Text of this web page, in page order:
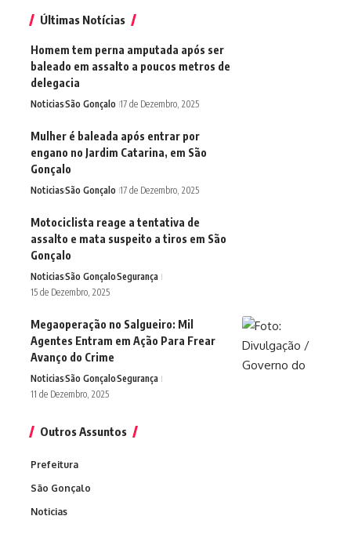
Últimas Notícias
Homem tem perna amputada após ser
baleado em assalto a poucos metros de
delegacia
NoticiasSão Gonçalo 17 de Dezembro, 2025
Mulher é baleada após entrar por
engano no Jardim Catarina, em São
Gonçalo
NoticiasSão Gonçalo 17 de Dezembro, 2025
Motociclista reage a tentativa de
assalto e mata suspeito a tiros em São
Gonçalo
NoticiasSão GonçaloSegurança
15 de Dezembro, 2025
Megaoperação no Salgueiro: Mil
Agentes Entram em Ação Para Frear
Avanço do Crime
NoticiasSão GonçaloSegurança
11 de Dezembro, 2025
Outros Assuntos
Prefeitura
São Gonçalo
Noticias